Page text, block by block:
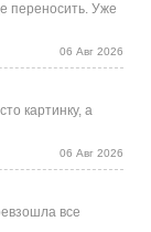
переносить. Уже
06 Авг 2026
картинку, а
06 Авг 2026
все